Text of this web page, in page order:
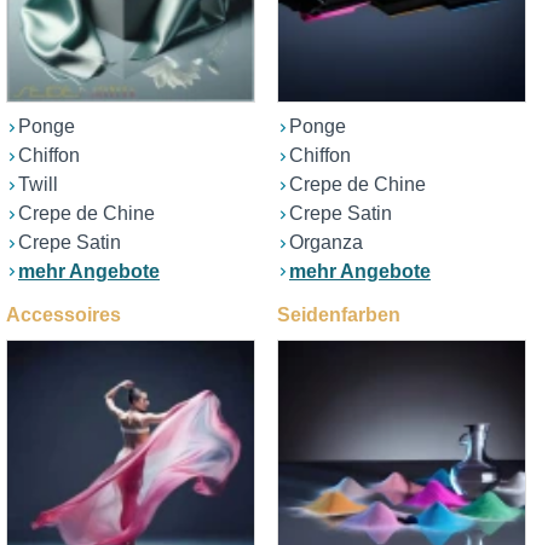
Ponge
Chiffon
Twill
Crepe de Chine
Crepe Satin
mehr Angebote
Ponge
Chiffon
Crepe de Chine
Crepe Satin
Organza
mehr Angebote
Accessoires Seidenfarben